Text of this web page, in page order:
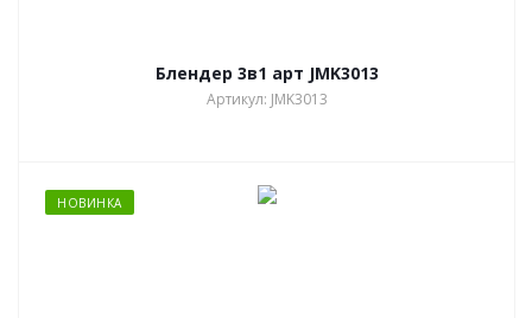
Блендер 3в1 арт JMK3013
Артикул: JMK3013
НОВИНКА